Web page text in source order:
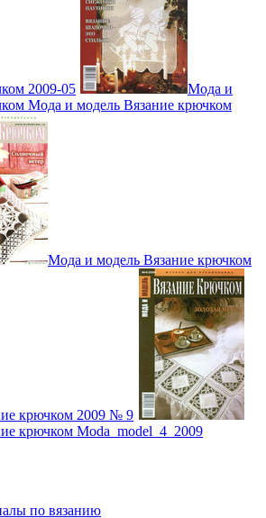
2009-05
Мода и
Мода и модель Вязание крючком
Мода и модель Вязание крючком
крючком 2009 № 9
крючком Moda_model_4_2009
по вязанию